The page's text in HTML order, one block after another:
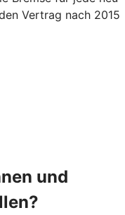
Vertrag nach 2015
und